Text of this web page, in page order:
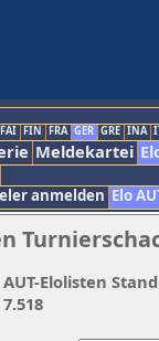
FAI FIN FRA GER GRE INA
Meldekartei
anmelden Elo
AUT-Elolisten
7.518